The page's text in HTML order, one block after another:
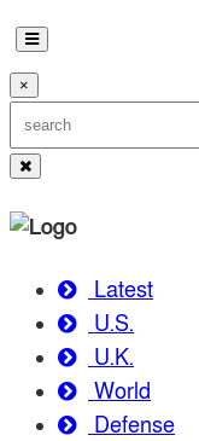
×
Latest
U.S.
U.K.
World
Defense